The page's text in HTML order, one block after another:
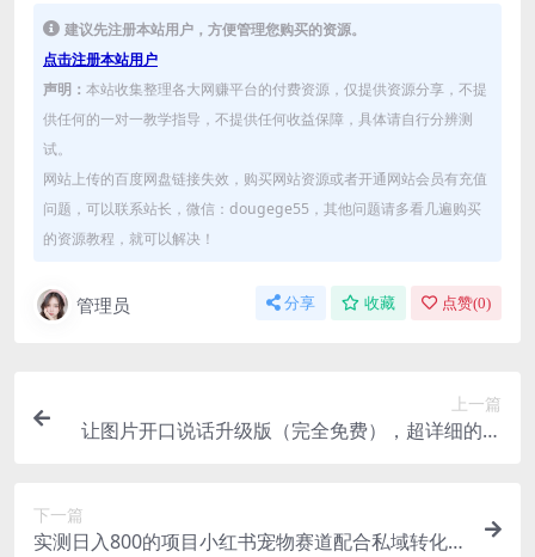
建议先注册本站用户，方便管理您购买的资源。
点击注册本站用户
声明： 本站收集整理各大网赚平台的付费资源，仅提供资源分享，不提
供任何的一对一教学指导，不提供任何收益保障，具体请自行分辨测
试。
网站上传的百度网盘链接失效，购买网站资源或者开通网站会员有充值
问题，可以联系站长，微信：dougege55，其他问题请多看几遍购买
的资源教程，就可以解决！
管理员 分享 收藏 点赞(0)
上一篇
让图片开口说话升级版（完全免费），超详细的保
下一篇
实测日入800的项目小红书宠物赛道配合私域转化